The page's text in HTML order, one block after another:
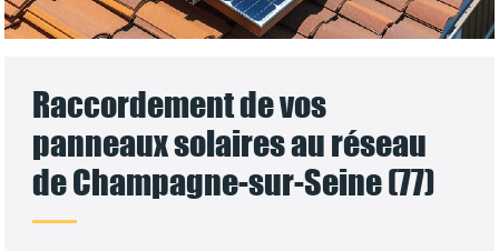
Raccordement de vos
panneaux solaires au réseau
de Champagne-sur-Seine (77)